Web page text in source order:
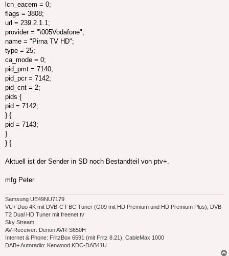
lcn_eacem = 0;
flags = 3808;
url = 239.2.1.1;
provider = "\005Vodafone";
name = "Pirna TV HD";
type = 25;
ca_mode = 0;
pid_pmt = 7140;
pid_pcr = 7142;
pid_cnt = 2;
pids {
pid = 7142;
} {
pid = 7143;
}
} {
Aktuell ist der Sender in SD noch Bestandteil von ptv+.
mfg Peter
Samsung UE49NU7179
VU+ Duo 4K mit DVB-C FBC Tuner (G09 mit HD Premium und HD Premium Plus), DVB-
T2 Dual HD Tuner mit freenet.tv
Sky Stream
AV-Receiver: Denon AVR-S650H
Internet & Phone: FritzBox 6591 (mit Fritz 8.21), CableMax 1000
DAB+ Autoradio: Kenwood KDC-DAB41U